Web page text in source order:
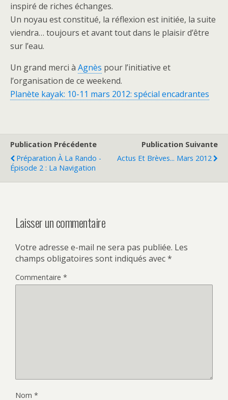
inspiré de riches échanges.
Un noyau est constitué, la réflexion est initiée, la suite
viendra… toujours et avant tout dans le plaisir d’être
sur l’eau.
Un grand merci à Agnès pour l’initiative et
l’organisation de ce weekend.
Planète kayak: 10-11 mars 2012: spécial encadrantes
Publication Précédente
Préparation À La Rando -
Épisode 2 : La Navigation
Publication Suivante
Actus Et Brèves... Mars 2012
Laisser un commentaire
Votre adresse e-mail ne sera pas publiée. Les
champs obligatoires sont indiqués avec*
Commentaire *
Nom *